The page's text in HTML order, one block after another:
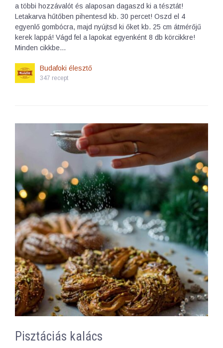
a többi hozzávalót és alaposan dagaszd ki a tésztát!
Letakarva hűtőben pihentesd kb. 30 percet! Oszd el 4
egyenlő gombócra, majd nyújtsd ki őket kb. 25 cm átmérőjű
kerek lappá! Vágd fel a lapokat egyenként 8 db körcikkre!
Minden cikkbe…
Budafoki élesztő
347 recept
Pisztáciás kalács